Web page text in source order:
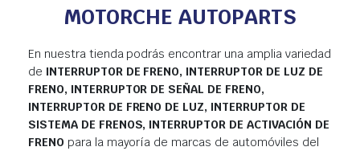
MOTORCHE AUTOPARTS
En nuestra tienda podrás encontrar una amplia variedad
de INTERRUPTOR DE FRENO, INTERRUPTOR DE LUZ DE
FRENO, INTERRUPTOR DE SEÑAL DE FRENO,
INTERRUPTOR DE FRENO DE LUZ, INTERRUPTOR DE
SISTEMA DE FRENOS, INTERRUPTOR DE ACTIVACIÓN DE
FRENO para la mayoría de marcas de automóviles del